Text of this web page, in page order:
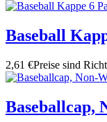
Baseball
2,61 €Preise sind
Baseballcap,